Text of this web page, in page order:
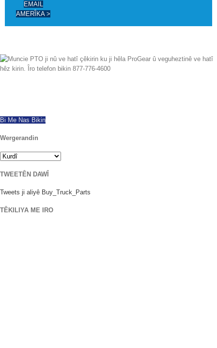
EMAIL
AMERÎKA >
Bi Me Nas Bikin
Wergerandin
TWEETÊN DAWÎ
Tweets ji aliyê Buy_Truck_Parts
TÊKILIYA ME IRO